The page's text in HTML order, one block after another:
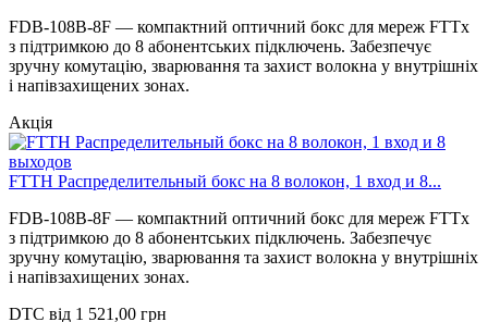
FDB-108B-8F — компактний оптичний бокс для мереж FTTx
з підтримкою до 8 абонентських підключень. Забезпечує
зручну комутацію, зварювання та захист волокна у внутрішніх
і напівзахищених зонах.
Акція
FTTH Распределительный бокс на 8 волокон, 1 вход и 8...
FDB-108B-8F — компактний оптичний бокс для мереж FTTx
з підтримкою до 8 абонентських підключень. Забезпечує
зручну комутацію, зварювання та захист волокна у внутрішніх
і напівзахищених зонах.
DTC від 1 521,00 грн